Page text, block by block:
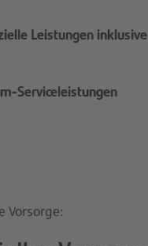
Leistungen inklusive
Serviceleistungen